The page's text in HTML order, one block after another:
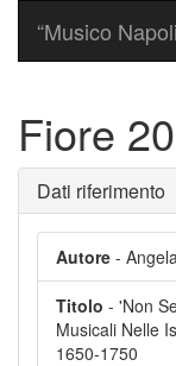
“Musico
Fiore
Dati riferimento
Autore -
Titolo - 'Non
Musicali Nelle
1650-1750